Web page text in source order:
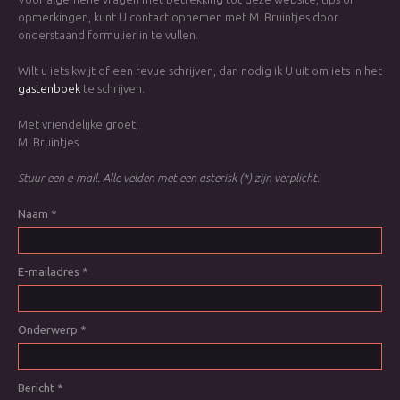
opmerkingen, kunt U contact opnemen met M. Bruintjes door
onderstaand formulier in te vullen.
Wilt u iets kwijt of een revue schrijven, dan nodig ik U uit om iets in het
gastenboek te schrijven.
Met vriendelijke groet,
M. Bruintjes
Stuur een e-mail. Alle velden met een asterisk (*) zijn verplicht.
Naam *
E-mailadres *
Onderwerp *
Bericht *